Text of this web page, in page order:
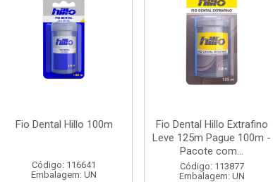
Fio Dental Hillo 100m
Código: 116641
Embalagem: UN
Fio Dental Hillo Extrafino
Leve 125m Pague 100m -
Pacote com...
Código: 113877
Embalagem: UN